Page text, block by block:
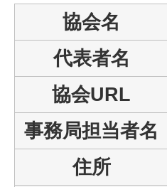
協会名
代表者名
協会URL
事務局担当者名
住所